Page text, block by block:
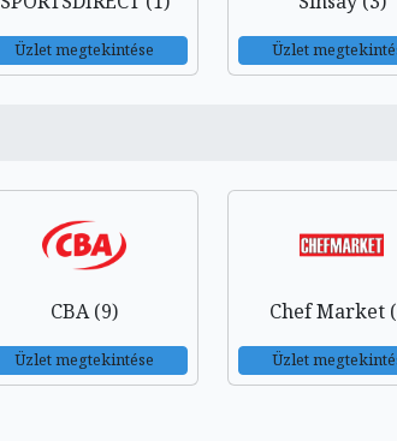
Üzlet megtekintése Üzlet
CBA (9)
Üzlet megtekintése
Chef Market
Üzlet